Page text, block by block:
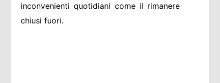
inconvenienti quotidiani come il rimanere
chiusi fuori.